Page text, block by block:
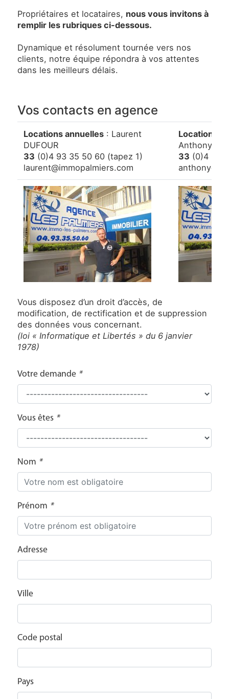
Propriétaires et locataires, nous vous invitons à
remplir les rubriques ci-dessous.
Dynamique et résolument tournée vers nos
clients, notre équipe répondra à vos attentes
dans les meilleurs délais.
Vos contacts en agence
Locations annuelles: Laurent
DUFOUR
33 (0)4 93 35 50 60 (tapez 1)
laurent@immopalmiers.com
Locations
Anthony
33 (0)4 93
Vous disposez d’un droit d’accès, de
modification, de rectification et de suppression
des données vous concernant.
(loi « Informatique et Libertés » du 6 janvier
1978)
Votre demande *
Vous êtes *
Nom *
Prénom *
Adresse
Ville
Code postal
Pays